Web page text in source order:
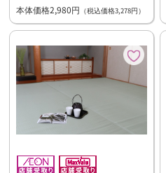
本体価格2,980円 （税込価格3,278円）